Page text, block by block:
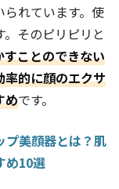
れています。使
そのピリピリと
ことのできない
率的に顔のエクサ
めです。
プ美顔器とは？肌
め10選